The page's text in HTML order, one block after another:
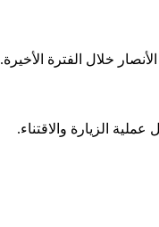
خلال الفترة الأخيرة.
الزيارة والاقتناء.